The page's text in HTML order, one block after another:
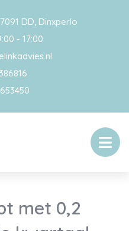
DD, Dinxperlo
- 17:00
met 0,2